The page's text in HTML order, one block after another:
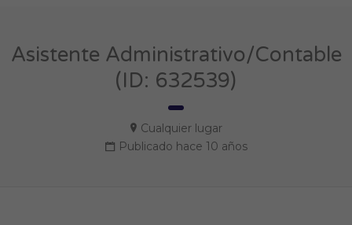
Asistente Administrativo/Contable
(ID: 632539)
Cualquier lugar
Publicado hace 10 años